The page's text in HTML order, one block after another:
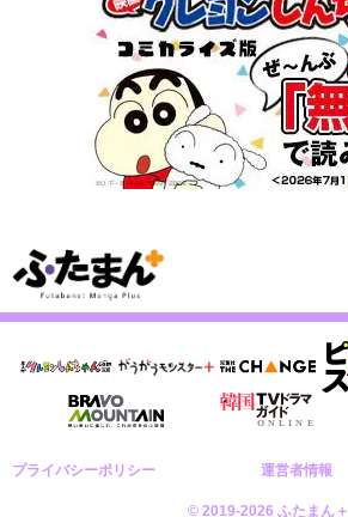
プライバシーポリシー 運営者情報
© 2019-2026 ふたまん＋